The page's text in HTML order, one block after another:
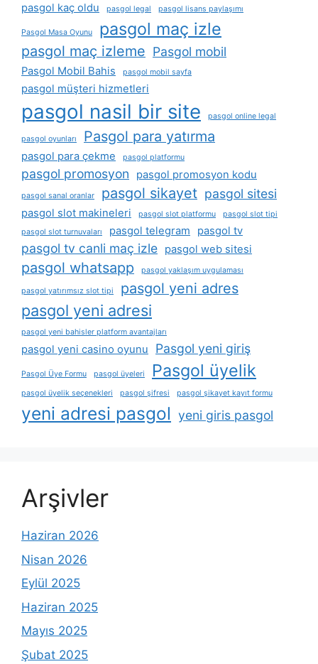
pasgol kaç oldu pasgol legal pasgol lisans paylaşımı
Pasgol Masa Oyunu pasgol maç izle
pasgol maç izleme Pasgol mobil
Pasgol Mobil Bahis pasgol mobil sayfa
pasgol müşteri hizmetleri
pasgol nasil bir site pasgol online legal
pasgol oyunları Pasgol para yatırma
pasgol para çekme pasgol platformu
pasgol promosyon pasgol promosyon kodu
pasgol sanal oranlar pasgol sikayet pasgol sitesi
pasgol slot makineleri pasgol slot platformu
pasgol slot tipi
pasgol slot turnuvaları
pasgol telegram pasgol tv
pasgol tv canli maç izle pasgol web sitesi
pasgol whatsapp pasgol yaklaşım uygulaması
pasgol yatırımsız slot tipi pasgol yeni adres
pasgol yeni adresi
pasgol yeni bahisler platform avantajları
pasgol yeni casino oyunu Pasgol yeni giriş
Pasgol Üye Formu pasgol üyeleri Pasgol üyelik
pasgol üyelik seçenekleri pasgol şifresi pasgol şikayet kayıt formu
yeni adresi pasgol yeni giris pasgol
Arşivler
Haziran 2026
Nisan 2026
Eylül 2025
Haziran 2025
Mayıs 2025
Şubat 2025